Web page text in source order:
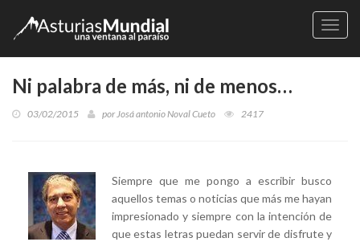
Ni palabra de más, ni de menos…
03/02/2015 porJosá antonio Noval Cueto 2417
Siempre que me pongo a escribir busco
aquellos temas o noticias que más me hayan
impresionado y siempre con la intención de
que estas letras puedan servir de disfrute y